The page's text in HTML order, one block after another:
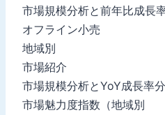
市場規模分析と前年比成長
オフライン小売
地域別
市場紹介
市場規模分析とYoY成長率
市場魅力度指数（地域別